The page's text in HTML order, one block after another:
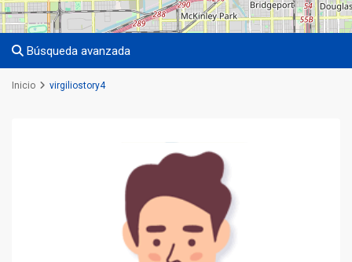
Búsqueda avanzada
Inicio virgiliostory4